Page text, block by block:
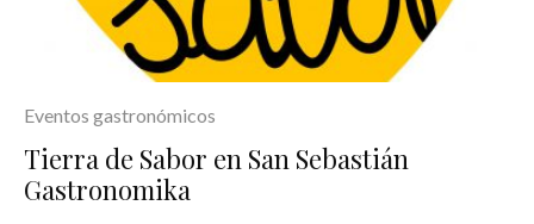
Eventos gastronómicos
Tierra de Sabor en San Sebastián
Gastronomika